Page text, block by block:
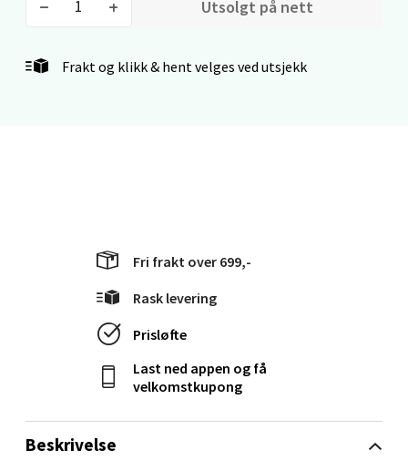
Utsolgt på nett
Frakt og klikk & hent velges ved utsjekk
Beskrivelse
Fri frakt over 699,-
Rask levering
Prisløfte
Last ned appen og få
velkomstkupong
Laguneveien 1, 5239 Bergen
Åpent i dag 10-21
0 i butikk